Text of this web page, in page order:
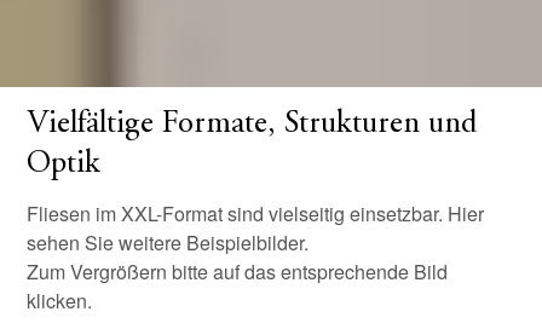
Vielfältige Formate, Strukturen und
Optik
Fliesen im XXL-Format sind vielseitig einsetzbar. Hier
sehen Sie weitere Beispielbilder.
Zum Vergrößern bitte auf das entsprechende Bild
klicken.